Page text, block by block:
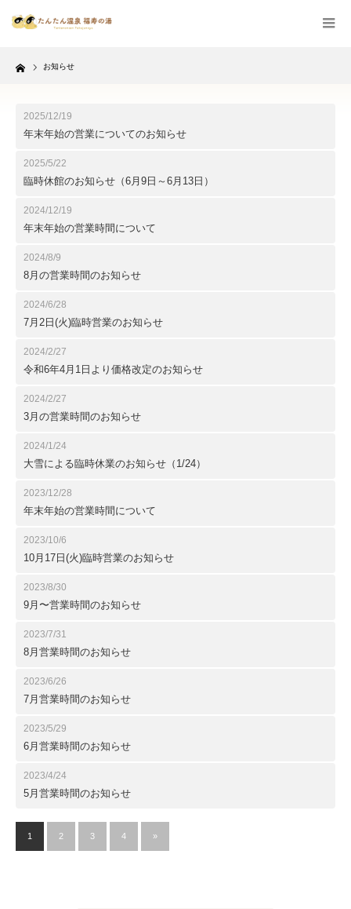
Home お知らせ
2025/12/19
年末年始の営業についてのお知らせ
2025/5/22
臨時休館のお知らせ（6月9日～6月13日）
2024/12/19
年末年始の営業時間について
2024/8/9
8月の営業時間のお知らせ
2024/6/28
7月2日(火)臨時営業のお知らせ
2024/2/27
令和6年4月1日より価格改定のお知らせ
2024/2/27
3月の営業時間のお知らせ
2024/1/24
大雪による臨時休業のお知らせ（1/24）
2023/12/28
年末年始の営業時間について
2023/10/6
10月17日(火)臨時営業のお知らせ
2023/8/30
9月〜営業時間のお知らせ
2023/7/31
8月営業時間のお知らせ
2023/6/26
7月営業時間のお知らせ
2023/5/29
6月営業時間のお知らせ
2023/4/24
5月営業時間のお知らせ
1 2 3 4 »